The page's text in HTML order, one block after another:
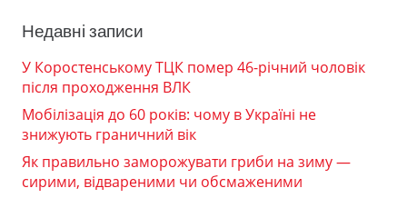
Недавні записи
У Коростенському ТЦК помер 46-річний чоловік
після проходження ВЛК
Мобілізація до 60 років: чому в Україні не
знижують граничний вік
Як правильно заморожувати гриби на зиму —
сирими, відвареними чи обсмаженими